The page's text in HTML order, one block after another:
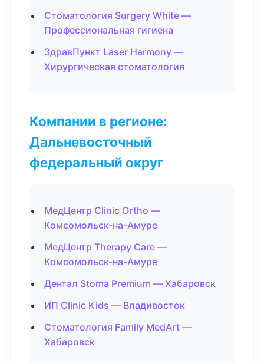
Стоматология Surgery White —
Профессиональная гигиена
ЗдравПункт Laser Harmony —
Хирургическая стоматология
Компании в регионе:
Дальневосточный
федеральный округ
МедЦентр Clinic Ortho —
Комсомольск-на-Амуре
МедЦентр Therapy Care —
Комсомольск-на-Амуре
Дентал Stoma Premium — Хабаровск
ИП Clinic Kids — Владивосток
Стоматология Family MedArt —
Хабаровск